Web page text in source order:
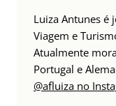
Luiza Antunes é
Viagem e
Atualmente
Portugal e
@afluiza no